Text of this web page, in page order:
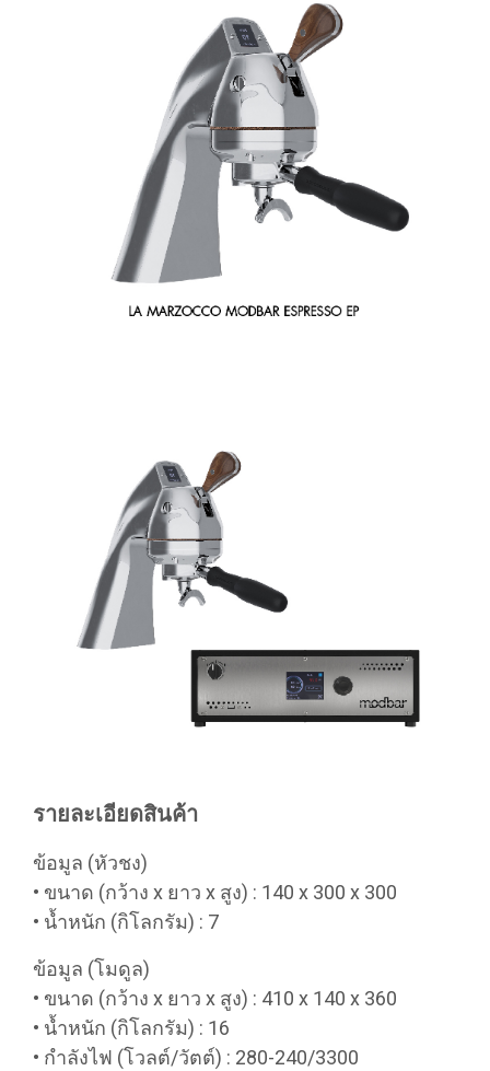
รายละเอียดสินค้า
ข้อมูล (หัวชง)
• ขนาด (กว้าง x ยาว x สูง) : 140 x 300 x 300
• น้ำหนัก (กิโลกรัม) : 7
ข้อมูล (โมดูล)
• ขนาด (กว้าง x ยาว x สูง) : 410 x 140 x 360
• น้ำหนัก (กิโลกรัม) : 16
• กำลังไฟ (โวลต์/วัตต์) : 280-240/3300